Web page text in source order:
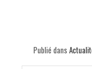
Publié dans